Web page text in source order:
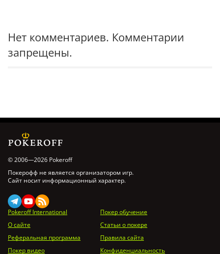
Нет комментариев. Комментарии
запрещены.
© 2006—2026 Pokeroff
Покерофф не является организатором игр.
Сайт носит информационный характер.
Pokeroff International
Покер обучение
О сайте
Статьи о покере
Реферальная программа
Правила сайта
Покер видео
Конфиденциальность